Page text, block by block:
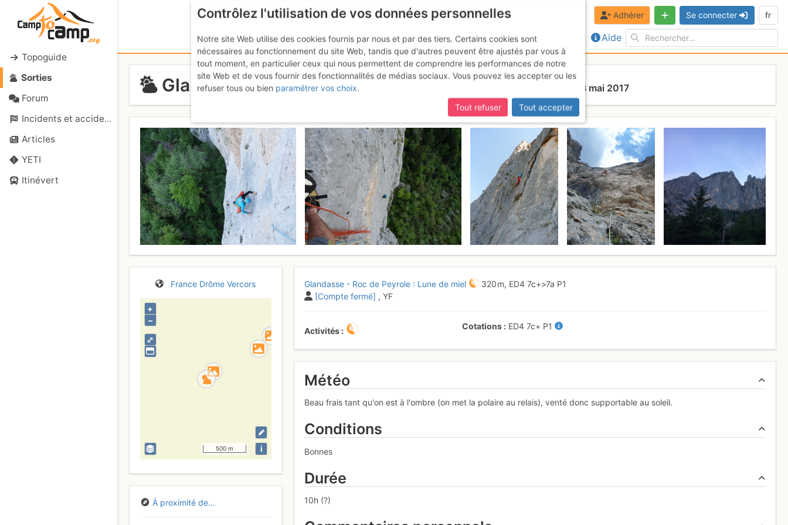
Topoguide
Sorties
Forum
Incidents et accidents
Articles
YETI
Itinévert
Aide
Adhérer Se connecter fr
Glandasse - Roc de Peyrolle : Lune de miel Dimanche 28 mai 2017
France Drôme Vercors
⤢
+
–
500 m i
À proximité de...
Glandasse - Roc de Peyrole : Lune de miel 320 m, ED47c+>7a P1
[Compte fermé] , YF
Activités Cotations ED47c+ P1
Météo
Beau frais tant qu'on est à l'ombre (on met la polaire au relais), venté donc supportable au soleil.
Conditions
Bonnes
Durée
10h (?)
Contrôlez l'utilisation de vos données personnelles
Notre site Web utilise des cookies fournis par nous et par des tiers. Certains cookies sont
nécessaires au fonctionnement du site Web, tandis que d'autres peuvent être ajustés par vous à
tout moment, en particulier ceux qui nous permettent de comprendre les performances de notre
site Web et de vous fournir des fonctionnalités de médias sociaux. Vous pouvez les accepter ou les
refuser tous ou bien paramétrer vos choix.
Tout refuser
Tout accepter